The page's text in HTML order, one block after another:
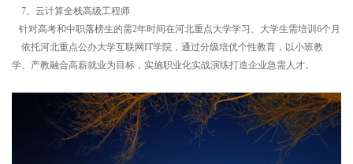
7、云计算全栈高级工程师
针对高考和中职落榜生的需2年时间在河北重点大学学习、大学生需培训6个月
依托河北重点公办大学互联网IT学院，通过分级培优个性教育，以小班教
学、产教融合高薪就业为目标，实施职业化实战演练打造企业急需人才。